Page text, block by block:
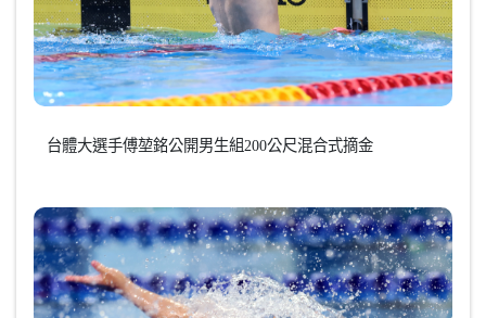
台體大選手傅堃銘公開男生組200公尺混合式摘金